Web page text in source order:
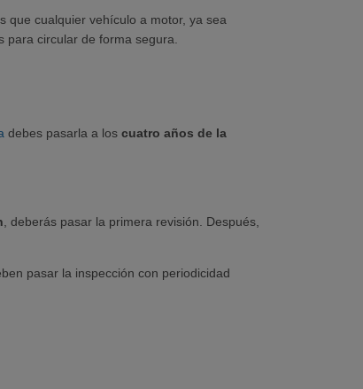
que cualquier vehículo a motor, ya sea
circular de forma segura.
debes pasarla a loscuatro años de la
, deberás pasar la primera revisión. Después,
pasar la inspección con periodicidad